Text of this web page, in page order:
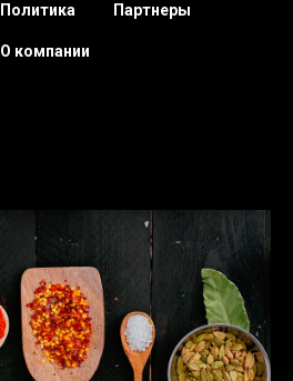
Политика Партнеры
О компании